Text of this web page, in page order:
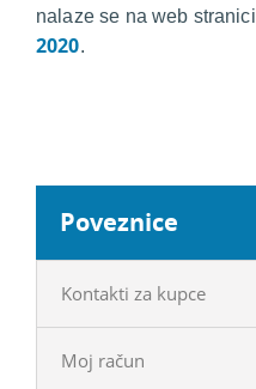
nalaze se na web stranici
2020.
Poveznice
Kontakti za kupce
Moj račun